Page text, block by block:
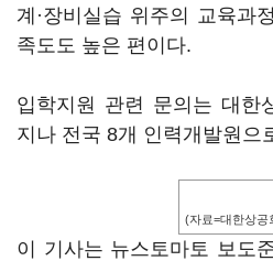
계·장비실습 위주의 교육과
족도도 높은 편이다.
입학지원 관련 문의는 대한
지나 전국 8개 인력개발원으
(자료=대한상공
이 기사는 뉴스토마토 보도